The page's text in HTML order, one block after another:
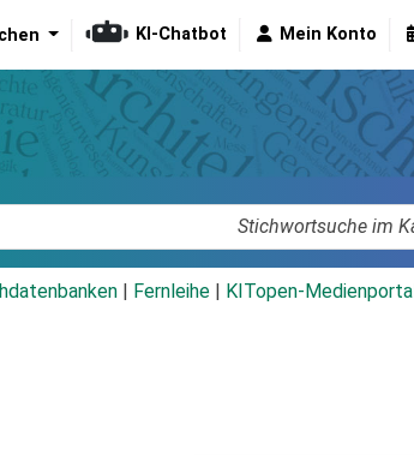
KI-Chatbot Mein Konto
Fernleihe KITopen-Medienportal